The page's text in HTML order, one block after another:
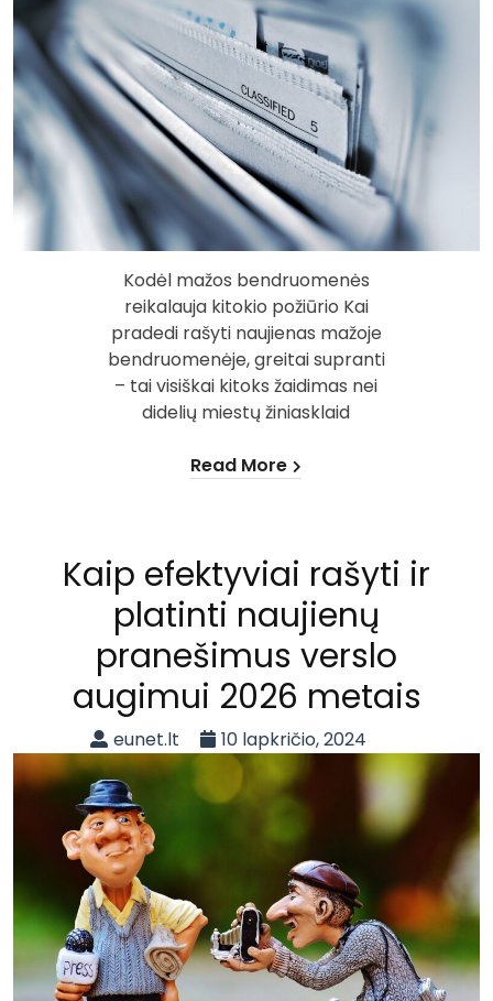
Kodėl mažos bendruomenės
reikalauja kitokio požiūrio Kai
pradedi rašyti naujienas mažoje
bendruomenėje, greitai supranti
– tai visiškai kitoks žaidimas nei
didelių miestų žiniasklaid
Read More
Kaip efektyviai rašyti ir
platinti naujienų
pranešimus verslo
augimui 2026 metais
eunet.lt 10 lapkričio, 2024